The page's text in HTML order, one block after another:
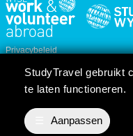
Prijsopgave
StudyTravel gebruikt
te laten functioneren.
Aanpassen
Privacybeleid
Reis/cursusvoorwaarden